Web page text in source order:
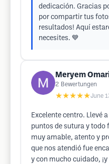
dedicación. Gracias
por compartir tus
resultados! Aquí
necesites. 💙
Meryem
2 Bewertungen
★★★★★June
Excelente centro. Llevé
puntos de sutura y todo
muy amable, atento y
que nos atendió fue
y con mucho cuidado,